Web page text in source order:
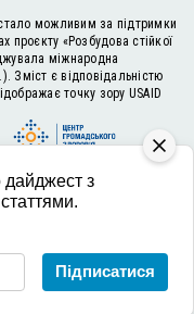
стало можливим за підтримки
проєкту «Розбудова стійкої
міжнародна
Зміст є відповідальністю
точку зору USAID
дайджест з
Підписатися